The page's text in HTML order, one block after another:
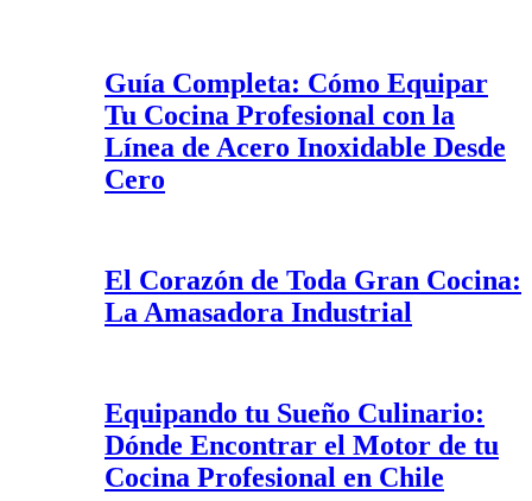
Guía Completa: Cómo Equipar
Tu Cocina Profesional con la
Línea de Acero Inoxidable Desde
Cero
El Corazón de Toda Gran Cocina:
La Amasadora Industrial
Equipando tu Sueño Culinario:
Dónde Encontrar el Motor de tu
Cocina Profesional en Chile